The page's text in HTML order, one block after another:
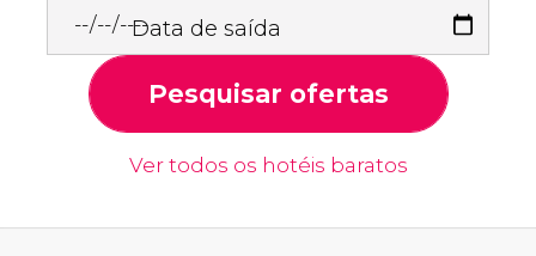
Data de saída
Pesquisar ofertas
Ver todos os hotéis baratos